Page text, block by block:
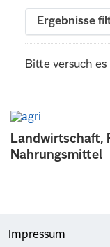
Landwirtschaft,
Nahrungsmittel
Ergebnisse
Bitte versuch
Impressum